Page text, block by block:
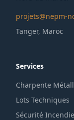
projets@nepm-
Tanger, Maroc
Services
Charpente
Lots Techniques
Sécurité Incendie